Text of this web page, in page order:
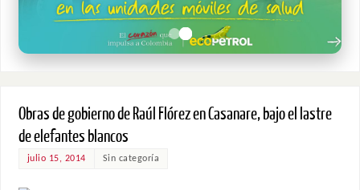
Obras de gobierno de Raúl Flórez en Casanare, bajo el lastre
de elefantes blancos
julio 15, 2014 Sin categoría